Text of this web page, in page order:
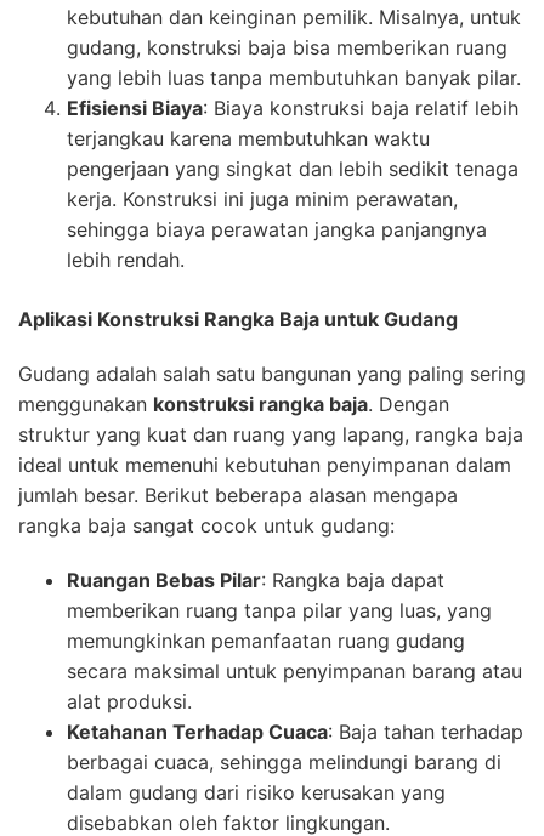
kebutuhan dan keinginan pemilik. Misalnya, untuk
gudang, konstruksi baja bisa memberikan ruang
yang lebih luas tanpa membutuhkan banyak pilar.
Efisiensi Biaya: Biaya konstruksi baja relatif lebih
terjangkau karena membutuhkan waktu
pengerjaan yang singkat dan lebih sedikit tenaga
kerja. Konstruksi ini juga minim perawatan,
sehingga biaya perawatan jangka panjangnya
lebih rendah.
Aplikasi Konstruksi Rangka Baja untuk Gudang
Gudang adalah salah satu bangunan yang paling sering
menggunakan konstruksi rangka baja. Dengan
struktur yang kuat dan ruang yang lapang, rangka baja
ideal untuk memenuhi kebutuhan penyimpanan dalam
jumlah besar. Berikut beberapa alasan mengapa
rangka baja sangat cocok untuk gudang:
Ruangan Bebas Pilar: Rangka baja dapat
memberikan ruang tanpa pilar yang luas, yang
memungkinkan pemanfaatan ruang gudang
secara maksimal untuk penyimpanan barang atau
alat produksi.
Ketahanan Terhadap Cuaca: Baja tahan terhadap
berbagai cuaca, sehingga melindungi barang di
dalam gudang dari risiko kerusakan yang
disebabkan oleh faktor lingkungan.